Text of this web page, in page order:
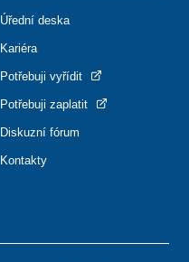
Úřední deska
Kariéra
Potřebuji vyřídit
Potřebuji zaplatit
Diskuzní fórum
Kontakty